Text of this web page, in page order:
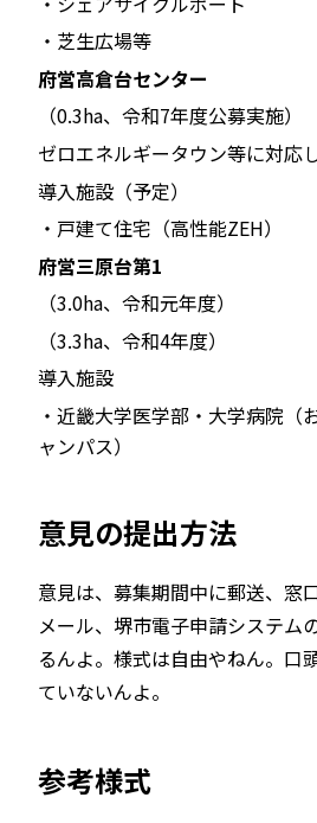
・芝生広場等
府営高倉台センター
（0.3ha、令和7年度公募実施）
ゼロエネルギータウン等に対応
導入施設（予定）
・戸建て住宅（高性能ZEH）
府営三原台第1
（3.0ha、令和元年度）
（3.3ha、令和4年度）
導入施設
・近畿大学医学部・大学病院（
ャンパス）
意見の提出方法
意見は、募集期間中に郵送、窓
メール、堺市電子申請システム
るんよ。様式は自由やねん。口
ていないんよ。
参考様式